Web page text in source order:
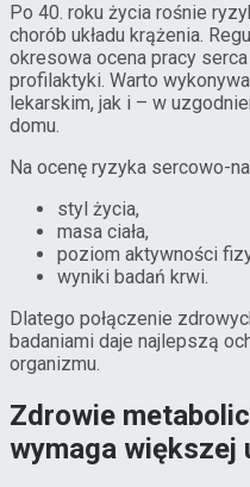
Po 40. roku życia rośnie
chorób układu krążenia.
okresowa ocena pracy
profilaktyki. Warto
lekarskim, jak i – w
domu.
Na ocenę ryzyka sercowo-
styl życia,
masa ciała,
poziom aktywności
wyniki badań krwi.
Dlatego połączenie
badaniami daje najlepszą
organizmu.
Zdrowie
wymaga większej